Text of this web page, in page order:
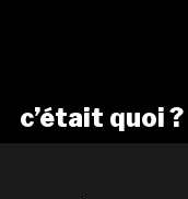
c’était quoi ?